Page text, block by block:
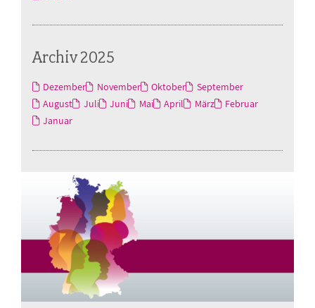
Archiv 2025
Dezember November Oktober
September
August
Juli Juni Mai April März
Februar
Januar